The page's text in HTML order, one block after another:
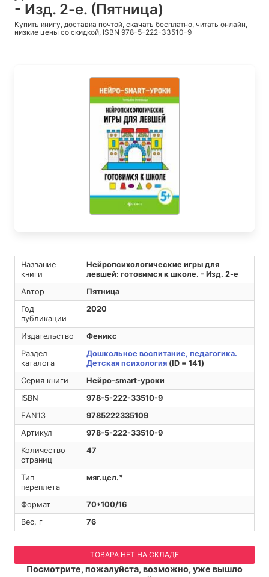
- Изд. 2-е. (Пятница)
Купить книгу, доставка почтой, скачать бесплатно, читать онлайн,
низкие цены со скидкой, ISBN 978-5-222-33510-9
Название
книги
Нейропсихологические игры для
левшей: готовимся к школе. - Изд. 2-е
Автор
Пятница
Год
публикации
2020
Издательство
Феникс
Раздел
каталога
Дошкольное воспитание, педагогика.
Детская психология(ID = 141)
Серия книги
Нейро-smart-уроки
ISBN
978-5-222-33510-9
EAN13
9785222335109
Артикул
978-5-222-33510-9
Количество
страниц
47
Тип
переплета
мяг.цел.*
Формат
70*100/16
Вес, г
76
ТОВАРА НЕТ НА СКЛАДЕ
Посмотрите, пожалуйста, возможно, уже вышло